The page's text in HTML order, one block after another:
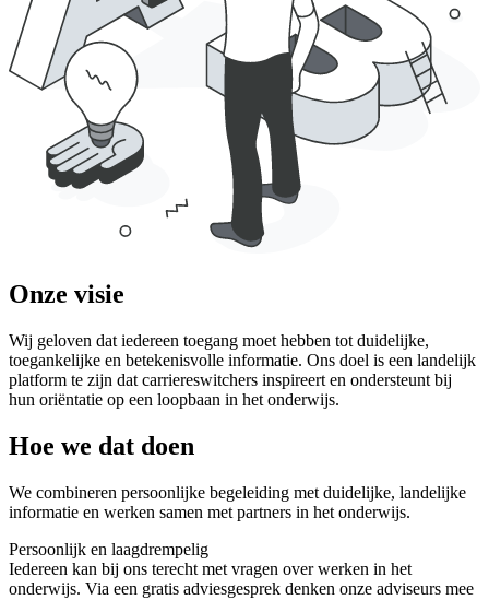
Onze visie
Wij geloven dat iedereen toegang moet hebben tot duidelijke,
toegankelijke en betekenisvolle informatie. Ons doel is een landelijk
platform te zijn dat carriereswitchers inspireert en ondersteunt bij
hun oriëntatie op een loopbaan in het onderwijs.
Hoe we dat doen
We combineren persoonlijke begeleiding met duidelijke, landelijke
informatie en werken samen met partners in het onderwijs.
Persoonlijk en laagdrempelig
Iedereen kan bij ons terecht met vragen over werken in het
onderwijs. Via een gratis adviesgesprek denken onze adviseurs mee